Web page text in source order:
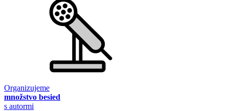
Organizujeme
množstvo besied
s autormi